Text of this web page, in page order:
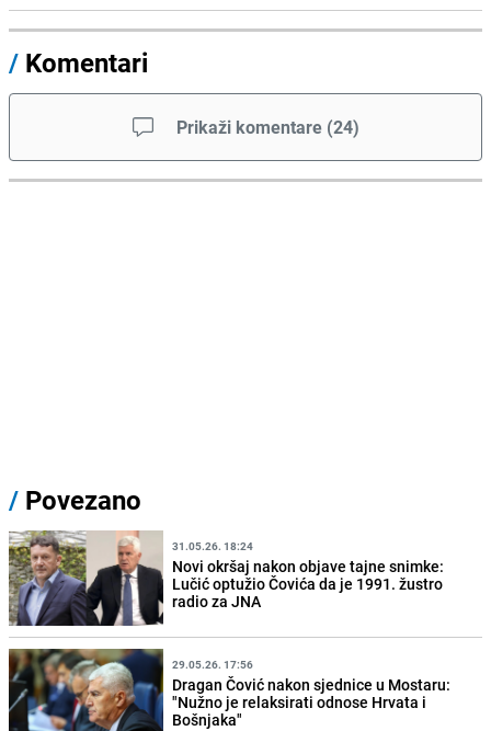
/ Komentari
Prikaži komentare (24)
/ Povezano
31.05.26. 18:24
Novi okršaj nakon objave tajne snimke:
Lučić optužio Čovića da je 1991. žustro
radio za JNA
29.05.26. 17:56
Dragan Čović nakon sjednice u Mostaru:
"Nužno je relaksirati odnose Hrvata i
Bošnjaka"